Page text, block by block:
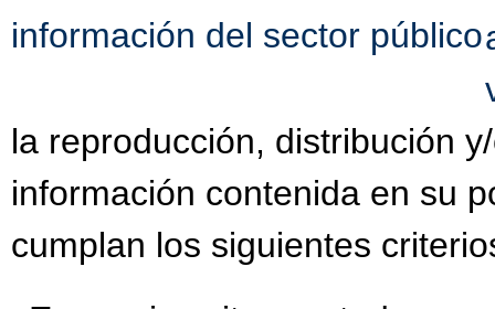
información del sector público
la reproducción, distribución
información contenida en su
cumplan los siguientes